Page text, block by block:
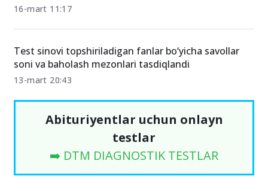
16-mart 11:17
Test sinovi topshiriladigan fanlar bo‘yicha savollar
soni va baholash mezonlari tasdiqlandi
13-mart 20:43
Abituriyentlar uchun onlayn
testlar
➡️ DTM DIAGNOSTIK TESTLAR